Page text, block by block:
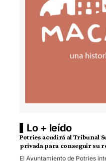
Lo + leído
Potries acudirá al Tribunal
privada para conseguir su
El Ayuntamiento de Potries